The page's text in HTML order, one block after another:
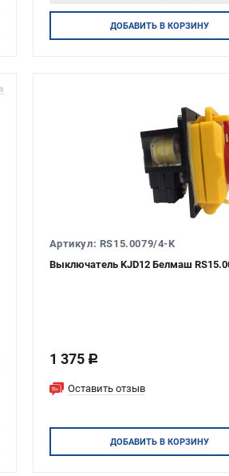
Авторизуйтесь
ДОБАВИТЬ В КОРЗИНУ
Артикул: RS15.0079/4-K
Выключатель KJD12 Белмаш
1 375 c
Оставить отзыв
ДОБАВИТЬ В КОРЗИНУ